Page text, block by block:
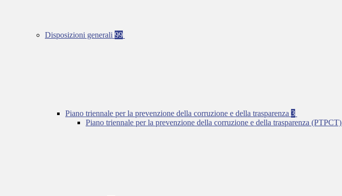
Disposizioni generali 99
Piano triennale per la prevenzione della corruzione e della trasparenza 3
Piano triennale per la prevenzione della corruzione e della trasparenza (PTPCT)